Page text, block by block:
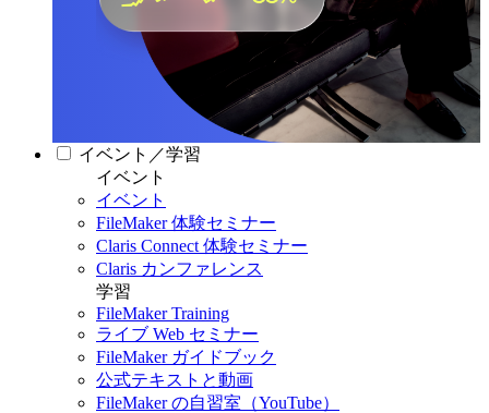
イベント／学習
イベント
イベント
FileMaker 体験セミナー
Claris Connect 体験セミナー
Claris カンファレンス
学習
FileMaker Training
ライブ Web セミナー
FileMaker ガイドブック
公式テキストと動画
FileMaker の自習室（YouTube）